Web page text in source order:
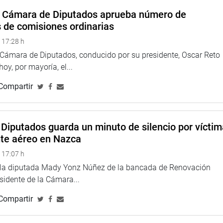
Magisterial De Concertación Nacional) afirmó que no hay
una decisión de manera unánime.
a los funcionarios del Ministerio de Transportes y
2021 que declara de necesidad pública e interés
afirmó que el PL es necesario para agilizar el
en obras que están en arbitraje y no se ejecutan.
afirmó que en la región La Libertad hay una
que se sigue cobrando los peajes y no hay solución a esto.
de Diputados aprueba número de
comisiones ordinarias
h
de Diputados, conducido por su presidente, Oscar Reto
por mayoría, el...
guarda un minuto de silencio por
aéreo en Nazca
h
diputada Mady Yonz Núñez de la bancada de Renovación
de la Cámara...